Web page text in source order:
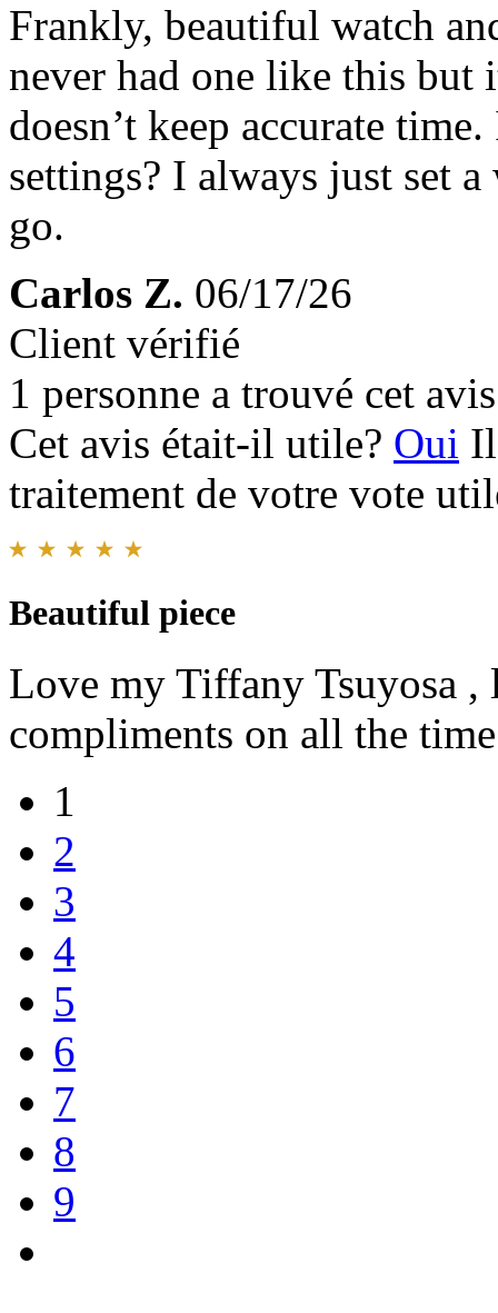
Frankly, beautiful watch
never had one like this but
doesn’t keep accurate
settings? I always just set
go.
Carlos Z. 06/17/26
Client vérifié
1 personne a trouvé cet
Cet avis était-il utile? Oui
traitement de votre vote
Beautiful piece
Love my Tiffany Tsuyosa
compliments on all the
1
2
3
4
5
6
7
8
9